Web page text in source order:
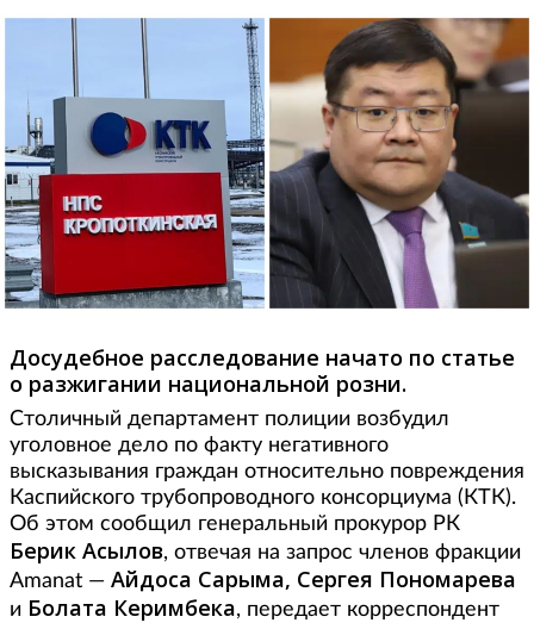
Досудебное расследование начато по статье
о разжигании национальной розни.
Столичный департамент полиции возбудил
уголовное дело по факту негативного
высказывания граждан относительно повреждения
Каспийского трубопроводного консорциума (КТК).
Об этом сообщил генеральный прокурор РК
Берик Асылов, отвечая на запрос членов фракции
Amanat — Айдоса Сарыма, Сергея Пономарева
и Болата Керимбека, передает корреспондент